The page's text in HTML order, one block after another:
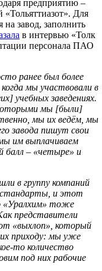
предприятию –
Для
на завод, заполнить
в интервью «Толк
персонала ПАО
ранее был более
мы участвовали в
учебных заведениях.
которыми мы [были]
мы их ведём, мы
завода пишут свои
им выплачиваем
балл – «четыре» и
в группу компаний
стандарты, и этот
«Уралхим» тоже
представители
«выхлоп», который
приходу: мы уже
то количество
под них рабочие